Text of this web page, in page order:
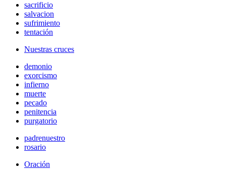
sacrificio
salvacion
sufrimiento
tentación
Nuestras cruces
demonio
exorcismo
infierno
muerte
pecado
penitencia
purgatorio
padrenuestro
rosario
Oración